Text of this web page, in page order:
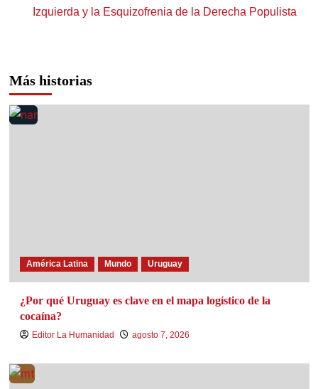
Izquierda y la Esquizofrenia de la Derecha Populista
Más historias
América Latina Mundo Uruguay
¿Por qué Uruguay es clave en el mapa logístico de la
cocaína?
Editor La Humanidad agosto 7, 2026